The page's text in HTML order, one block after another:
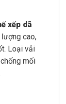
xếp dã
cao,
Loại vải
mối